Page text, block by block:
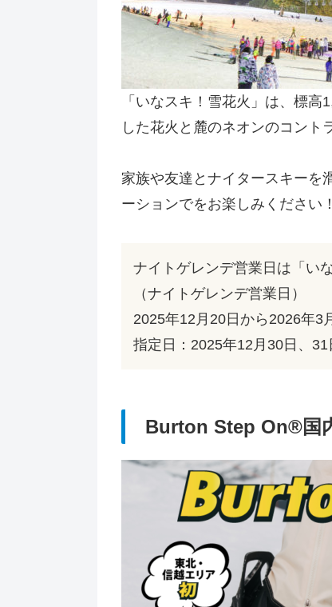
「いなスキ！雪花火」は、標
した花火と麓のネオンのコント
家族や友達とナイタースキーを
ーションでをお楽しみください！
ナイトゲレンデ営業日は「い
（ナイトゲレンデ営業日）
2025年12月20日から2026年3
指定日：2025年12月30日、
Burton Step On®国